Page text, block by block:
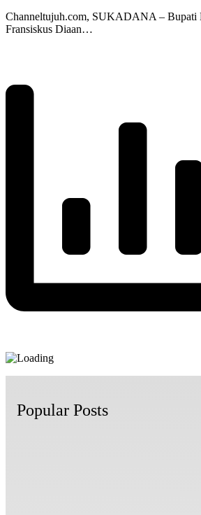
Channeltujuh.com, SUKADANA – Bupati
Fransiskus Diaan…
Popular Posts